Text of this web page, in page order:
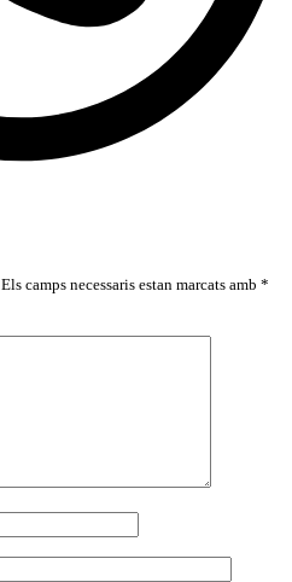
Els camps necessaris estan marcats amb *